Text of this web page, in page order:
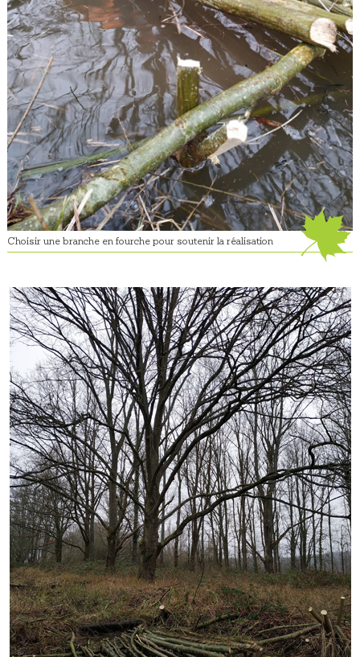
Choisir une branche en fourche pour soutenir la réalisation